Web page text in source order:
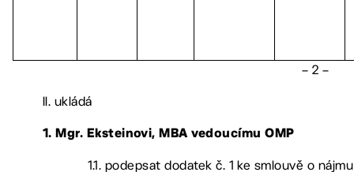
– 2 –
II. ukládá
1. Mgr. Eksteinovi, MBA vedoucímu OMP
1.1. podepsat dodatek č. 1 ke smlouvě o